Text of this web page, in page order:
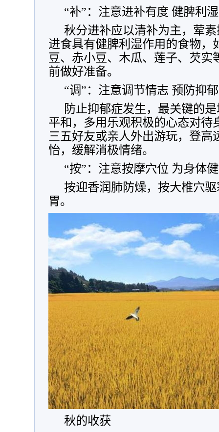
“补”：注意进补有度 健脾利
秋分进补应以清补为主，荤
进食具有健脾利湿作用的食物，
豆、赤小豆、木瓜、莲子、芡实
前做好准备。
“调”：注意调节情志 预防抑
防止抑郁症发生，最关键的
平和，多用乐观积极的心态对待
三五好友或亲人外出游玩，登高
怡，缓解消极情绪。
“按”：注意按摩穴位 为身体
按迎香润肺防燥，按大椎穴
胃。
秋的收获